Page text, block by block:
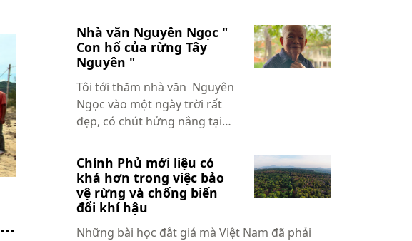
như tuân thủ các chính sách
phù hợp. ...
Nhà văn Nguyên Ngọc "
Con hổ của rừng Tây
Nguyên "
Tôi tới thăm nhà văn Nguyên
Ngọc vào một ngày trời rất
đẹp, có chút hửng nắng tại
lúc nào trời cũng mưa tầm
tã...
Chính Phủ mới liệu có
khá hơn trong việc bảo
vệ rừng và chống biến
đổi khí hậu
Những bài học đắt giá mà Việt Nam đã phải